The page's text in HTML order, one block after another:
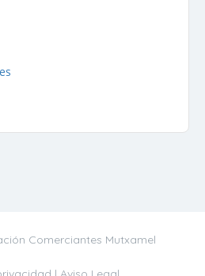
Comerciantes Mutxamel